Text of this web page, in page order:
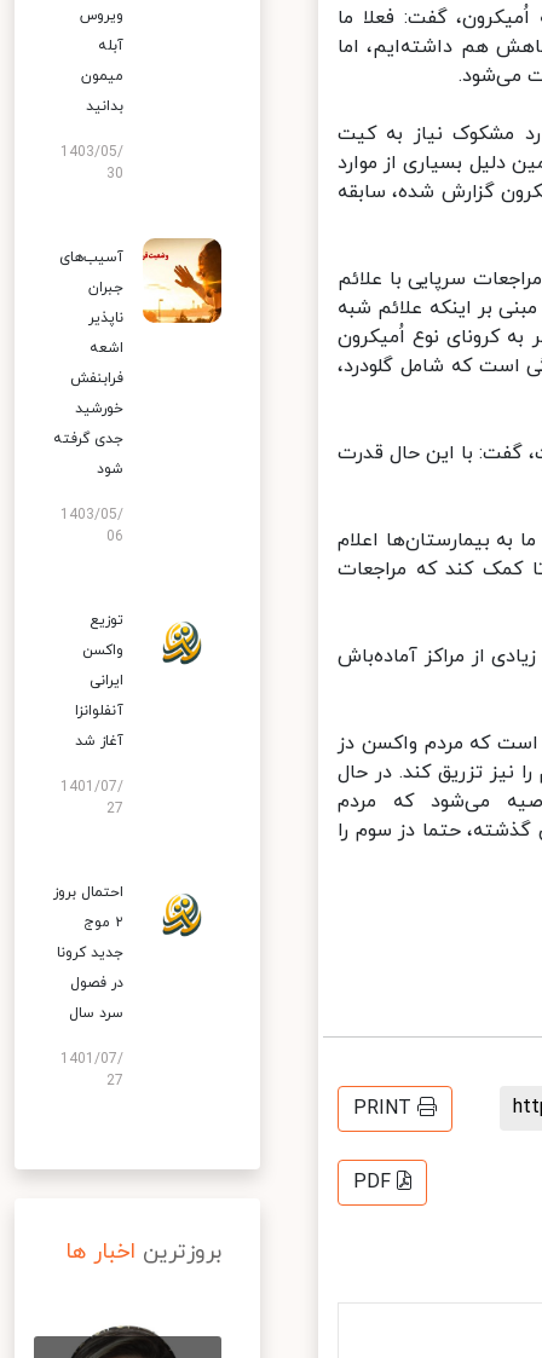
گفت: فعلا ما
هم داشته‌ایم، اما
می‌شود.
مشکوک نیاز به کیت
بسیاری از موارد
گزارش شده، سابقه
سرپایی با علائم
بر اینکه علائم شبه
کرونای نوع اُمیکرون
است که شامل گلودرد،
با این حال قدرت
بیمارستان‌ها اعلام
کند که مراجعات
از مراکز آماده‌باش
که مردم واکسن دز
تزریق کند. در حال
می‌شود که مردم
حتما دز سوم را
PRINT
PDF
ویروس
آبله
میمون
بدانید
1403/05/
30
آسیب‌های
جبران
ناپذیر
اشعه
فرابنفش
خورشید
جدی گرفته
شود
1403/05/
06
توزیع
واکسن
ایرانی
آنفلوانزا
آغاز شد
1401/07/
27
احتمال بروز
۲ موج
جدید کرونا
در فصول
سرد سال
1401/07/
27
بروزترین اخبار ها